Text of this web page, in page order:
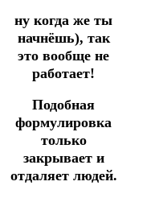
ну когда же ты
начнёшь), так
это вообще не
работает!
Подобная
формулировка
только
закрывает и
отдаляет людей.